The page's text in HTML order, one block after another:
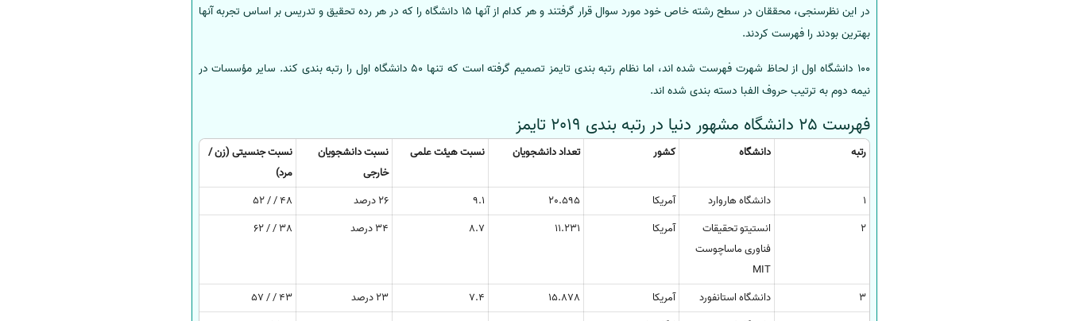
در این نظرسنجی، محققان در سطح رشته خاص خود مورد سوال قرار گرفتند و هر کدام از آنها 15 دانشگاه را که در هر رده تحقیق و تدریس بر اساس تجربه آنها
بهترین بودند را فهرست کردند.
100 دانشگاه اول از لحاظ شهرت فهرست شده اند، اما نظام رتبه بندی تایمز تصمیم گرفته است که تنها 50 دانشگاه اول را رتبه بندی کند. سایر مؤسسات در
نیمه دوم به ترتیب حروف الفبا دسته بندی شده اند.
فهرست 25 دانشگاه مشهور دنیا در رتبه بندی 2019 تایمز
رتبه دانشگاه کشور تعداد دانشجویان نسبت هیئت علمی
نسبت دانشجویان
خارجی
نسبت جنسیتی (زن /
مرد)
1
دانشگاه هاروارد آمریکا 20.595
9.1 26 درصد
48 / / 52
2
انستیتو تحقیقات
فناوری ماساچوست
MIT
آمریکا 11.231
8.7 34 درصد 38 / / 62
3 دانشگاه استانفورد آمریکا 15.878
7.4 23 درصد
43 / / 57